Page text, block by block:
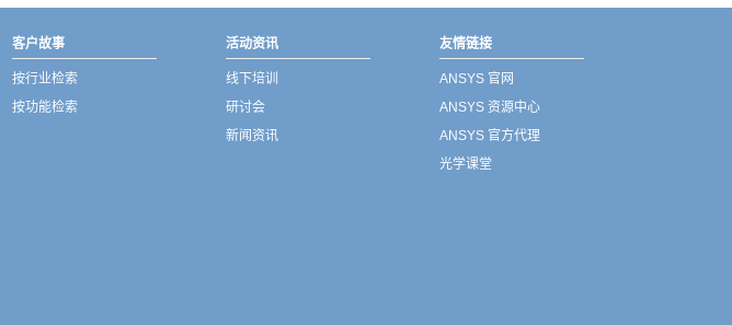
客户故事
按行业检索
按功能检索
活动资讯
线下培训
研讨会
新闻资讯
友情链接
ANSYS 官网
ANSYS 资源中心
ANSYS 官方代理
光学课堂